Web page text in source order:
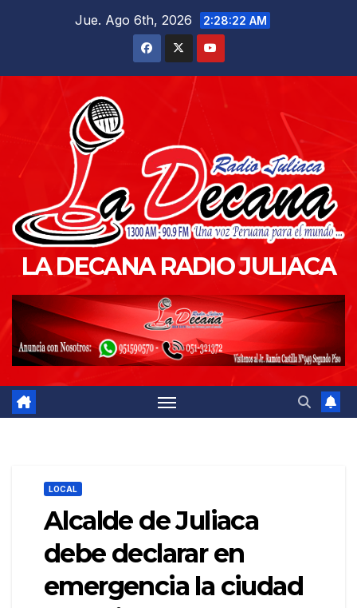
Jue. Ago 6th, 2026 2:28:24 AM
LA DECANA RADIO JULIACA
LOCAL
Alcalde de Juliaca
debe declarar en
emergencia la ciudad